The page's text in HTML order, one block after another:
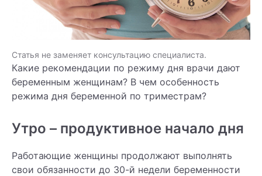
Статья не заменяет консультацию специалиста.
Какие рекомендации по режиму дня врачи дают
беременным женщинам? В чем особенность
режима дня беременной по триместрам?
Утро – продуктивное начало дня
Работающие женщины продолжают выполнять
свои обязанности до 30-й недели беременности